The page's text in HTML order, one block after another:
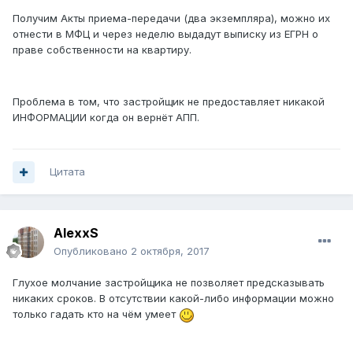
Получим Акты приема-передачи (два экземпляра), можно их
отнести в МФЦ и через неделю выдадут выписку из ЕГРН о
праве собственности на квартиру.
Проблема в том, что застройщик не предоставляет никакой
ИНФОРМАЦИИ когда он вернёт АПП.
Цитата
AlexxS
Опубликовано 2 октября, 2017
Глухое молчание застройщика не позволяет предсказывать
никаких сроков. В отсутствии какой-либо информации можно
только гадать кто на чём умеет